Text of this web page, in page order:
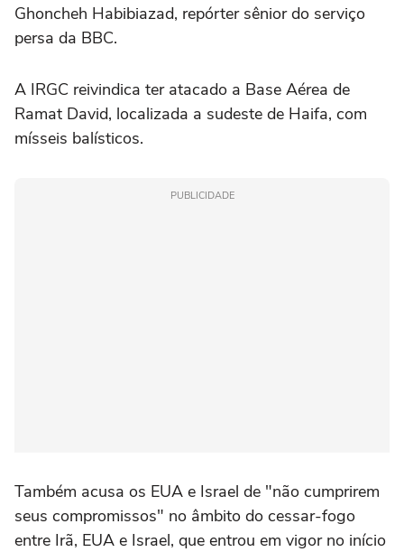
Ghoncheh Habibiazad, repórter sênior do serviço
persa da BBC.
A IRGC reivindica ter atacado a Base Aérea de
Ramat David, localizada a sudeste de Haifa, com
mísseis balísticos.
PUBLICIDADE
Também acusa os EUA e Israel de "não cumprirem
seus compromissos" no âmbito do cessar-fogo
entre Irã, EUA e Israel, que entrou em vigor no início